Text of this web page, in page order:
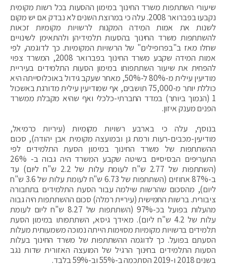
שיעורי השתתפות משרד החינוך במימון ההסעות בכל רשות מקומית
נקבעו בפברואר 2008. עלה כי במרוצת השנים לא נבדק אם יש מקום
לשנות את אמות המידה המקנות לרשויות מקומיות זכאות
להשתתפות משרד החינוך בהסעות תלמידיהן ולהתאימן לשינויים
שחלו מאז ב"בפרופילים" של הרשויות המקומיות. כך לדוגמה, לפי
אמות המידה שקבע משרד החינוך בפברואר 2008, המשרד צפוי
להפחית את שיעור השתתפותו במימון הסעות התלמידים בעיריית
מודיעין עילית מ-80% ל-50%, מאחר שעקב גידול באוכלוסייתה היא
כוללת יותר מ-75,000 תושבים, אף שמודיעין עילית מדורגת באשכול
1 (הנמוך ביותר) במדד החברתי-כלכלי ואף שהיא מקבלת ממשרד
הפנים מענק איזון.
בנוסף, עלה כי בארבע רשויות מקומיות (עיריות כרמיאל,
מודיעין-מכבים-רעות ורמת גן ובמועצה מקומית אבן יהודה), סכום
ההשתתפות של משרד החינוך במימון הסעת התלמידים לפי
התעריפים הבסיסיים בשיטה שקבע המשרד היה גבוה ב- 26%
(השתתפות של 2.77 ש"ח לעומת עלות של 2.2 ש"ח ליום) עד
ב-87% אחוזים (השתתפות של 6.73 ש"ח לעומת עלות של 3.6 ש"ח
ליום), מהסכום שהרשות שילמה עבור הסעת התלמידים בתחבורה
ציבורית. ברשות החמישית (עיריית רמלה) סכום ההשתתפות היה גבוה
מהעלות בפועל בכ-97% (השתתפות של 8.27 ש"ח ליום לעומת
עלות של 4.2 ש"ח ליום). מאידך גיסא, השתתפותו במימון הסעת
תלמידים ברשויות מקומיות מסוימות הייתה נמוכה משמעותית מעלות
הסעתם בפועל. כך לדוגמה ההשתתפות של משרד החינוך בעלות
הסעות התלמידים בחינוך הרגיל של המועצה האזורית שדות נגב
בשנים 2018 ו-2019 הסתכמה ב-55% וב-59% בלבד.